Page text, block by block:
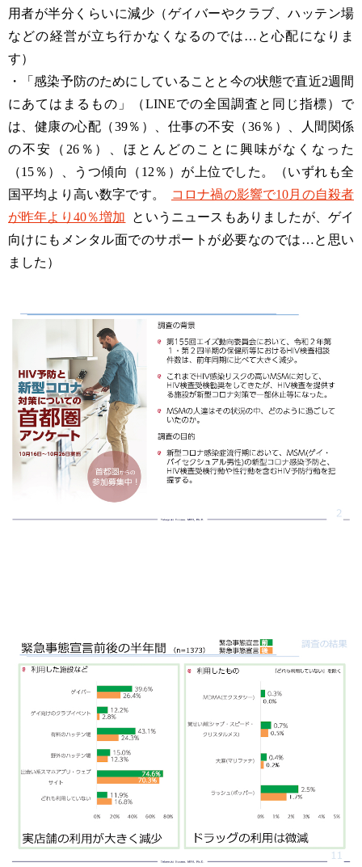
用者が半分くらいに減少（ゲイバーやクラブ、ハッテン場
などの経営が立ち行かなくなるのでは…と心配になりま
す）
・「感染予防のためにしていることと今の状態で直近2週間
にあてはまるもの」（LINEでの全国調査と同じ指標）で
は、健康の心配（39％）、仕事の不安（36％）、人間関係
の不安（26％）、ほとんどのことに興味がなくなった
（15％）、うつ傾向（12％）が上位でした。（いずれも全
国平均より高い数字です。
コロナ禍の影響で10月の自殺者
が昨年より40％増加
というニュースもありましたが、ゲイ
向けにもメンタル面でのサポートが必要なのでは…と思い
ました）